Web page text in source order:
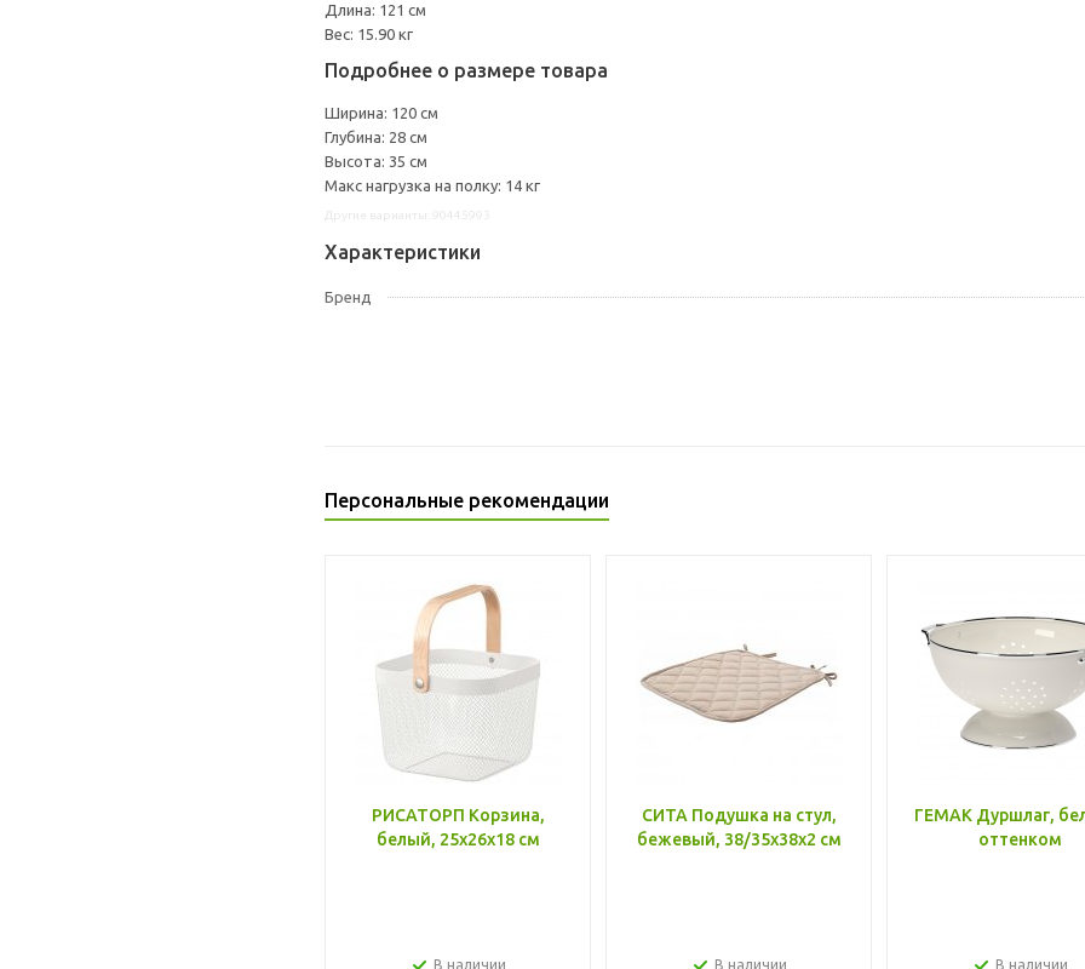
Длина: 121 см
Вес: 15.90 кг
Подробнее о размере товара
Ширина: 120 см
Глубина: 28 см
Высота: 35 см
Макс нагрузка на полку: 14 кг
Характеристики
Бренд
Персональные рекомендации
РИСАТОРП Корзина,
белый, 25x26x18 см
В наличии
СИТА Подушка на стул,
бежевый, 38/35x38x2 см
В наличии
ГЕМАК Дуршлаг,
оттенком
В наличии